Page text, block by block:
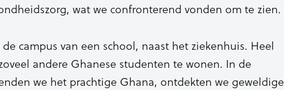
wat we confronterend vonden om te zien.
campus van een school, naast het ziekenhuis. Heel
andere Ghanese studenten te wonen. In de
we het prachtige Ghana, ontdekten we geweldige